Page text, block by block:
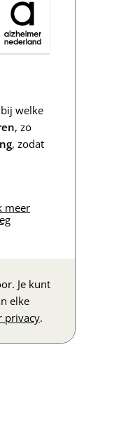
welke
, zo
, zodat
meer
Je kunt
elke
privacy.